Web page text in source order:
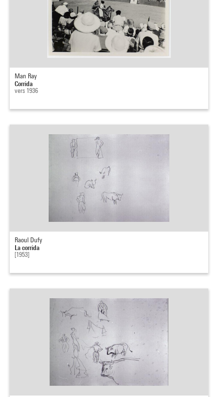
Man Ray
Corrida
vers 1936
Raoul Dufy
La corrida
[1953]